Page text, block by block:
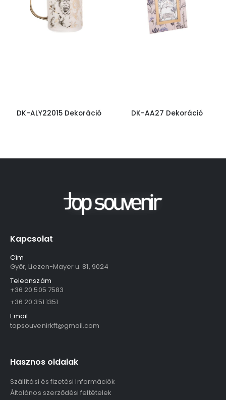
DK-ALY22015 Dekoráció DK-AA27 Dekoráció
Kapcsolat
Cím
Győr, Liezen-Mayer u. 81, 9024
Teleonszám
+36 20 505 7583
+36 20 351 1351
Email
topsouvenirkft@gmail.com
Hasznos oldalak
Szállítási és fizetési Információk
Általános szerződési feltételek